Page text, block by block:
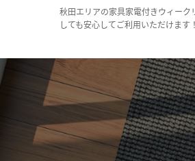
秋田エリアの家具家電付きウィー
しても安心してご利用いただけます